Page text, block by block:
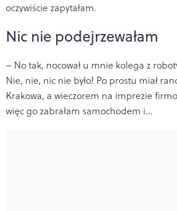
oczywiście zapytałam.
Nic nie podejrzewałam
– No tak, nocował u mnie kolega z
Nie, nie, nic nie było! Po prostu miał
Krakowa, a wieczorem na imprezie
więc go zabrałam samochodem i…